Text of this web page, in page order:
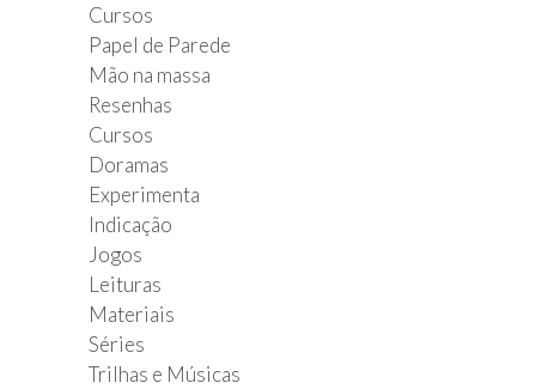
Cursos
Papel de Parede
Mão na massa
Resenhas
Cursos
Doramas
Experimenta
Indicação
Jogos
Leituras
Materiais
Séries
Trilhas e Músicas